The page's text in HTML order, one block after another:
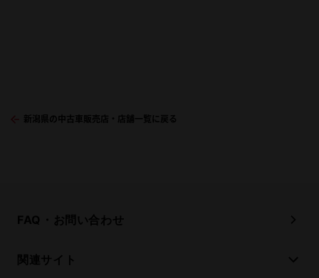
新潟県の中古車販売店・店舗一覧に戻る
FAQ・お問い合わせ
関連サイト